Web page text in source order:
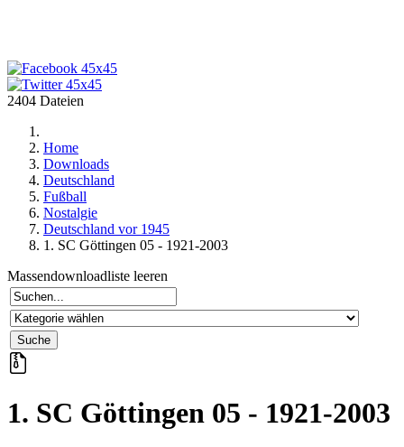
2404 Dateien
Home
Downloads
Deutschland
Fußball
Nostalgie
Deutschland vor 1945
1. SC Göttingen 05 - 1921-2003
Massendownloadliste leeren
1. SC Göttingen 05 - 1921-2003